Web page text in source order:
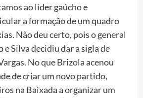
ao líder gaúcho e
a formação de um quadro
Não deu certo, pois o general
Silva decidiu dar a sigla de
No que Brizola acenou
de criar um novo partido,
na Baixada a organizar um